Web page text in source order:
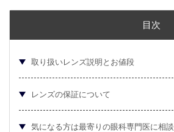
目次
取り扱いレンズ説明とお値段
レンズの保証について
気になる方は最寄りの眼科専門医に相談